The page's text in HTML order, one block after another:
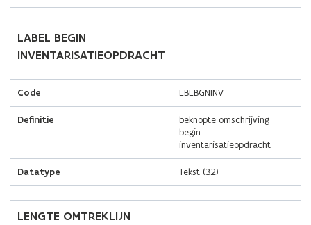
LABEL BEGIN
INVENTARISATIEOPDRACHT
Code LBLBGNINV
Definitie
beknopte omschrijving
begin
inventarisatieopdracht
Datatype Tekst (32)
LENGTE OMTREKLIJN